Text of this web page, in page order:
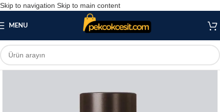
Skip to navigation Skip to main content
MENU